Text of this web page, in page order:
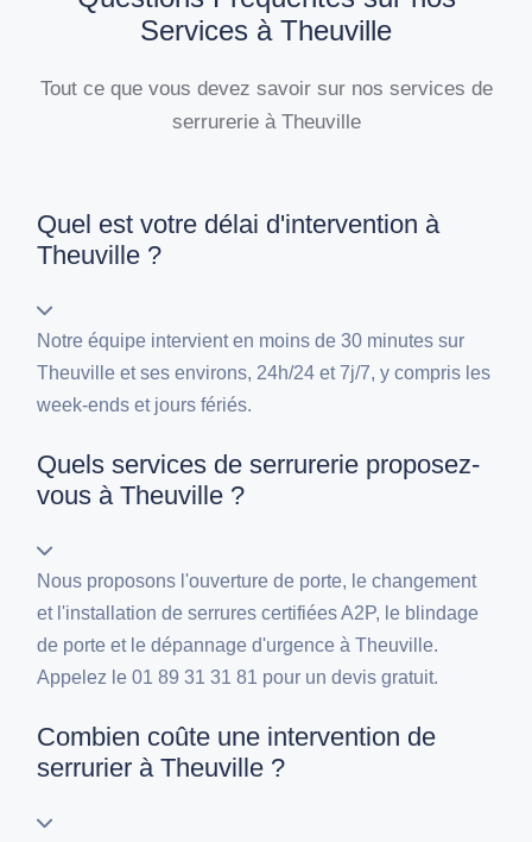
Services à Theuville
Tout ce que vous devez savoir sur nos services de
serrurerie à Theuville
Quel est votre délai d'intervention à
Theuville ?
Notre équipe intervient en moins de 30 minutes sur
Theuville et ses environs, 24h/24 et 7j/7, y compris les
week-ends et jours fériés.
Quels services de serrurerie proposez-
vous à Theuville ?
Nous proposons l'ouverture de porte, le changement
et l'installation de serrures certifiées A2P, le blindage
de porte et le dépannage d'urgence à Theuville.
Appelez le 01 89 31 31 81 pour un devis gratuit.
Combien coûte une intervention de
serrurier à Theuville ?